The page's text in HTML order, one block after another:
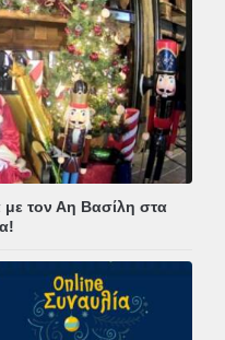
με τον Αη Βασίλη στα